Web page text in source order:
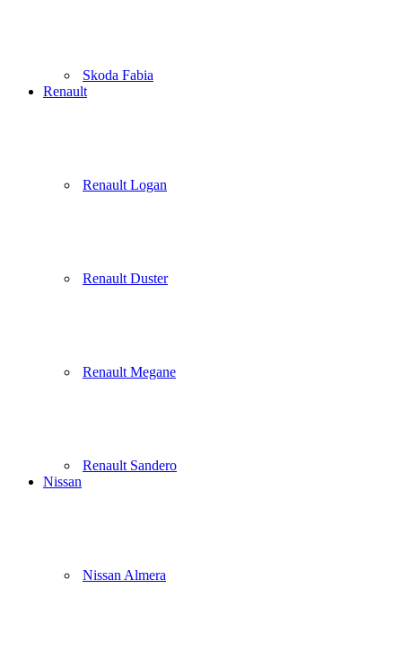
Skoda Fabia
Renault
Renault Logan
Renault Duster
Renault Megane
Renault Sandero
Nissan
Nissan Almera